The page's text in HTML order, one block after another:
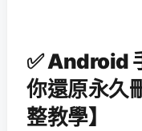
✅ Android
你還原永久
整教學】